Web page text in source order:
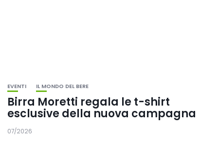
EVENTI IL MONDO DEL BERE
Birra Moretti regala le t-shirt
esclusive della nuova campagna
07/2026